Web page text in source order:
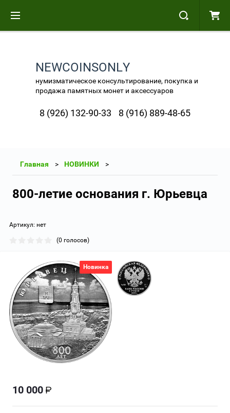
NEWCOINSONLY
нумизматическое консультирование, покупка и
продажа памятных монет и аксессуаров
8 (926) 132-90-33 8 (916) 889-48-65
Главная НОВИНКИ
800-летие основания г. Юрьевца
Артикул: нет
(0 голосов)
Новинка
10 000